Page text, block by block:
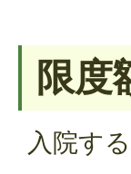
限度
入院す